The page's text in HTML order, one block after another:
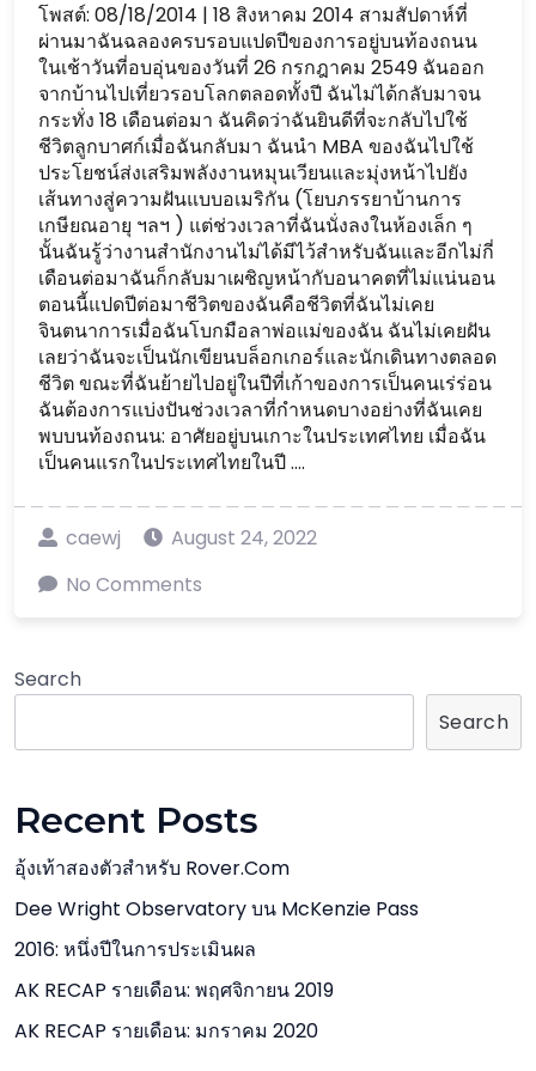
โพสต์: 08/18/2014 | 18 สิงหาคม 2014 สามสัปดาห์ที่
ผ่านมาฉันฉลองครบรอบแปดปีของการอยู่บนท้องถนน
ในเช้าวันที่อบอุ่นของวันที่ 26 กรกฎาคม 2549 ฉันออก
จากบ้านไปเที่ยวรอบโลกตลอดทั้งปี ฉันไม่ได้กลับมาจน
กระทั่ง 18 เดือนต่อมา ฉันคิดว่าฉันยินดีที่จะกลับไปใช้
ชีวิตลูกบาศก์เมื่อฉันกลับมา ฉันนำ MBA ของฉันไปใช้
ประโยชน์ส่งเสริมพลังงานหมุนเวียนและมุ่งหน้าไปยัง
เส้นทางสู่ความฝันแบบอเมริกัน (โยบภรรยาบ้านการ
เกษียณอายุ ฯลฯ ) แต่ช่วงเวลาที่ฉันนั่งลงในห้องเล็ก ๆ
นั้นฉันรู้ว่างานสำนักงานไม่ได้มีไว้สำหรับฉันและอีกไม่กี่
เดือนต่อมาฉันก็กลับมาเผชิญหน้ากับอนาคตที่ไม่แน่นอน
ตอนนี้แปดปีต่อมาชีวิตของฉันคือชีวิตที่ฉันไม่เคย
จินตนาการเมื่อฉันโบกมือลาพ่อแม่ของฉัน ฉันไม่เคยฝัน
เลยว่าฉันจะเป็นนักเขียนบล็อกเกอร์และนักเดินทางตลอด
ชีวิต ขณะที่ฉันย้ายไปอยู่ในปีที่เก้าของการเป็นคนเร่ร่อน
ฉันต้องการแบ่งปันช่วงเวลาที่กำหนดบางอย่างที่ฉันเคย
พบบนท้องถนน: อาศัยอยู่บนเกาะในประเทศไทย เมื่อฉัน
เป็นคนแรกในประเทศไทยในปี ....
caewj
August 24, 2022
No Comments
Search
Search
Recent Posts
อุ้งเท้าสองตัวสำหรับ Rover.com
Dee Wright Observatory บน McKenzie Pass
2016: หนึ่งปีในการประเมินผล
AK RECAP รายเดือน: พฤศจิกายน 2019
AK RECAP รายเดือน: มกราคม 2020